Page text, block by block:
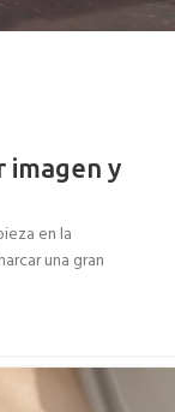
imagen y
en la
una gran